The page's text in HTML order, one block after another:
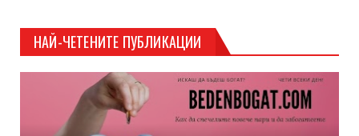
НАЙ-ЧЕТЕНИТЕ ПУБЛИКАЦИИ